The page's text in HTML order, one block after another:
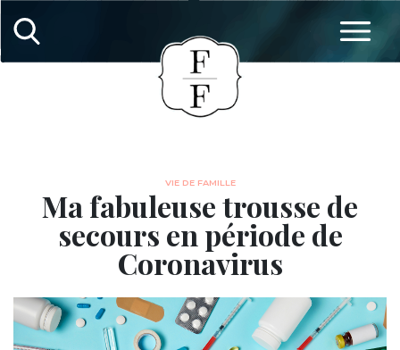
VIE DE FAMILLE
Ma fabuleuse trousse de
secours en période de
Coronavirus